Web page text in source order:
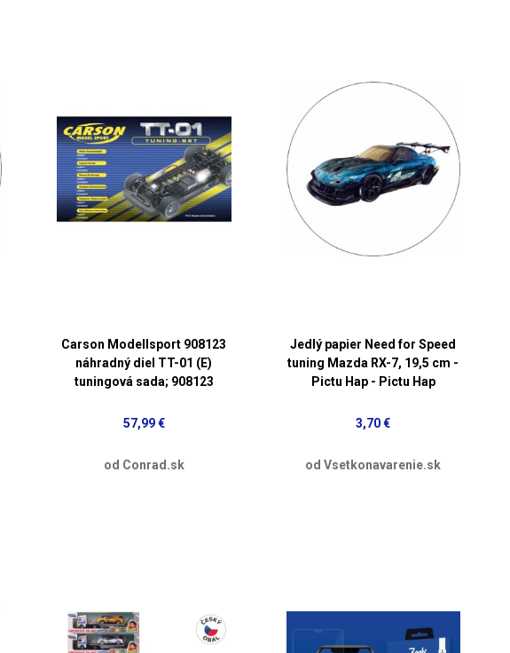
Carson Modellsport 908123
náhradný diel TT-01 (E)
tuningová sada; 908123
57,99 €
od Conrad.sk
Jedlý papier Need for Speed
tuning Mazda RX-7, 19,5 cm -
Pictu Hap - Pictu Hap
3,70 €
od Vsetkonavarenie.sk